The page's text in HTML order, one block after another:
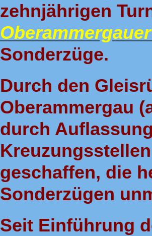
zehnjährigen
Sonderzüge.
Durch den
Oberammergau
durch
geschaffen, die
Sonderzügen
Seit Einführung